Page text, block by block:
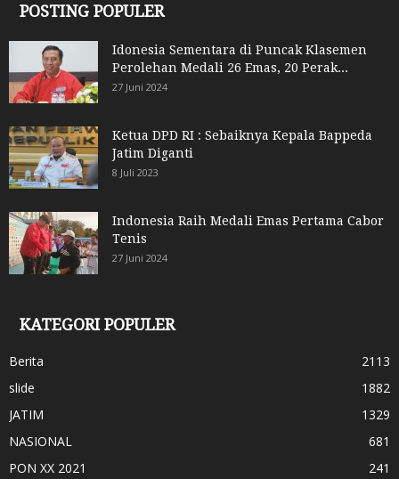
POSTING POPULER
Idonesia Sementara di Puncak Klasemen
Perolehan Medali 26 Emas, 20 Perak...
27 Juni 2024
Ketua DPD RI : Sebaiknya Kepala Bappeda
Jatim Diganti
8 Juli 2023
Indonesia Raih Medali Emas Pertama Cabor
Tenis
27 Juni 2024
KATEGORI POPULER
Berita
2113
slide
1882
JATIM
1329
NASIONAL
681
PON XX 2021
241